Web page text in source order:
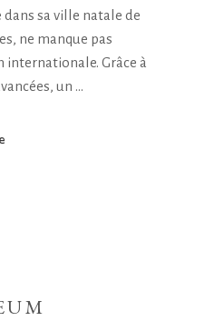
sa ville natale de
ne manque pas
Grâce à
un